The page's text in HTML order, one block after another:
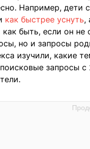
Например, дети
как быстрее уснуть,
как быть, если он
но и запросы
изучили, какие
запросы